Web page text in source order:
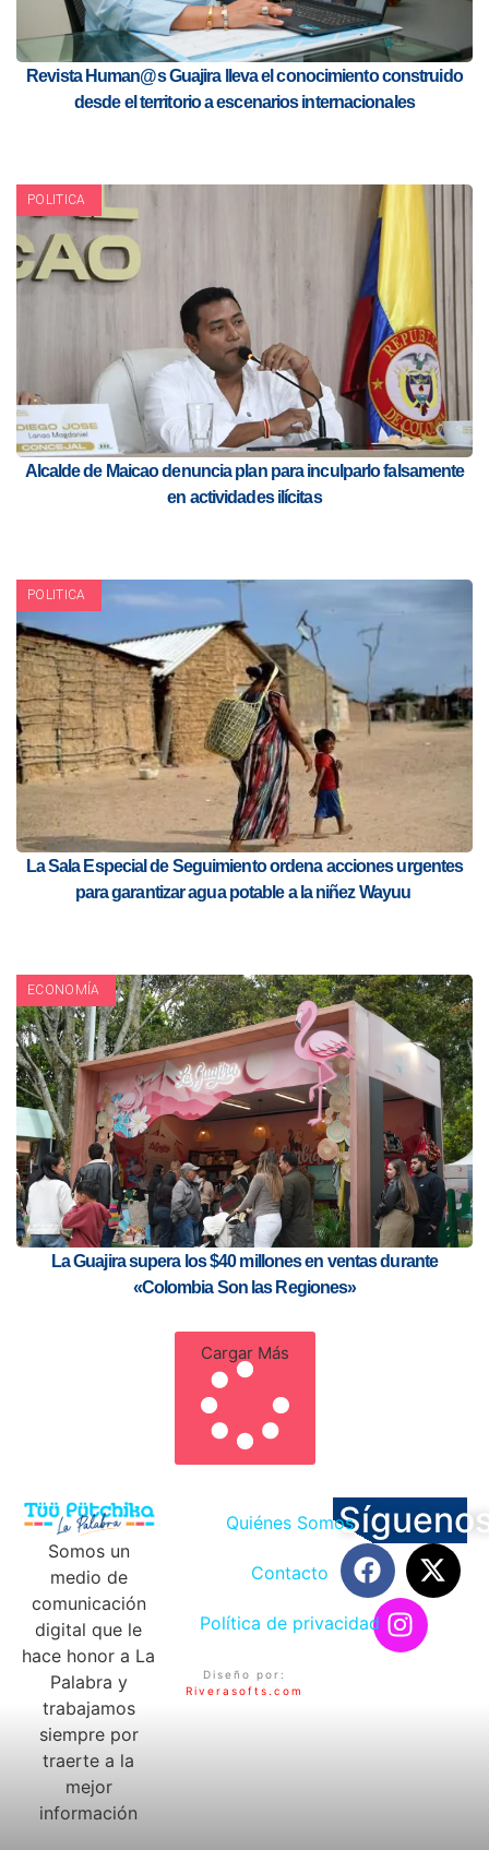
Revista Human@s Guajira lleva el conocimiento construido
desde el territorio a escenarios internacionales
POLITICA
Alcalde de Maicao denuncia plan para inculparlo falsamente
en actividades ilícitas
POLITICA
La Sala Especial de Seguimiento ordena acciones urgentes
para garantizar agua potable a la niñez Wayuu
ECONOMÍA
La Guajira supera los $40 millones en ventas durante
«Colombia Son las Regiones»
Cargar Más
Somos un
medio de
comunicación
digital que le
hace honor a La
Palabra y
trabajamos
siempre por
traerte a la
mejor
información
Quiénes Somos
Contacto
Política de privacidad
Diseño por:
Riverasofts.com